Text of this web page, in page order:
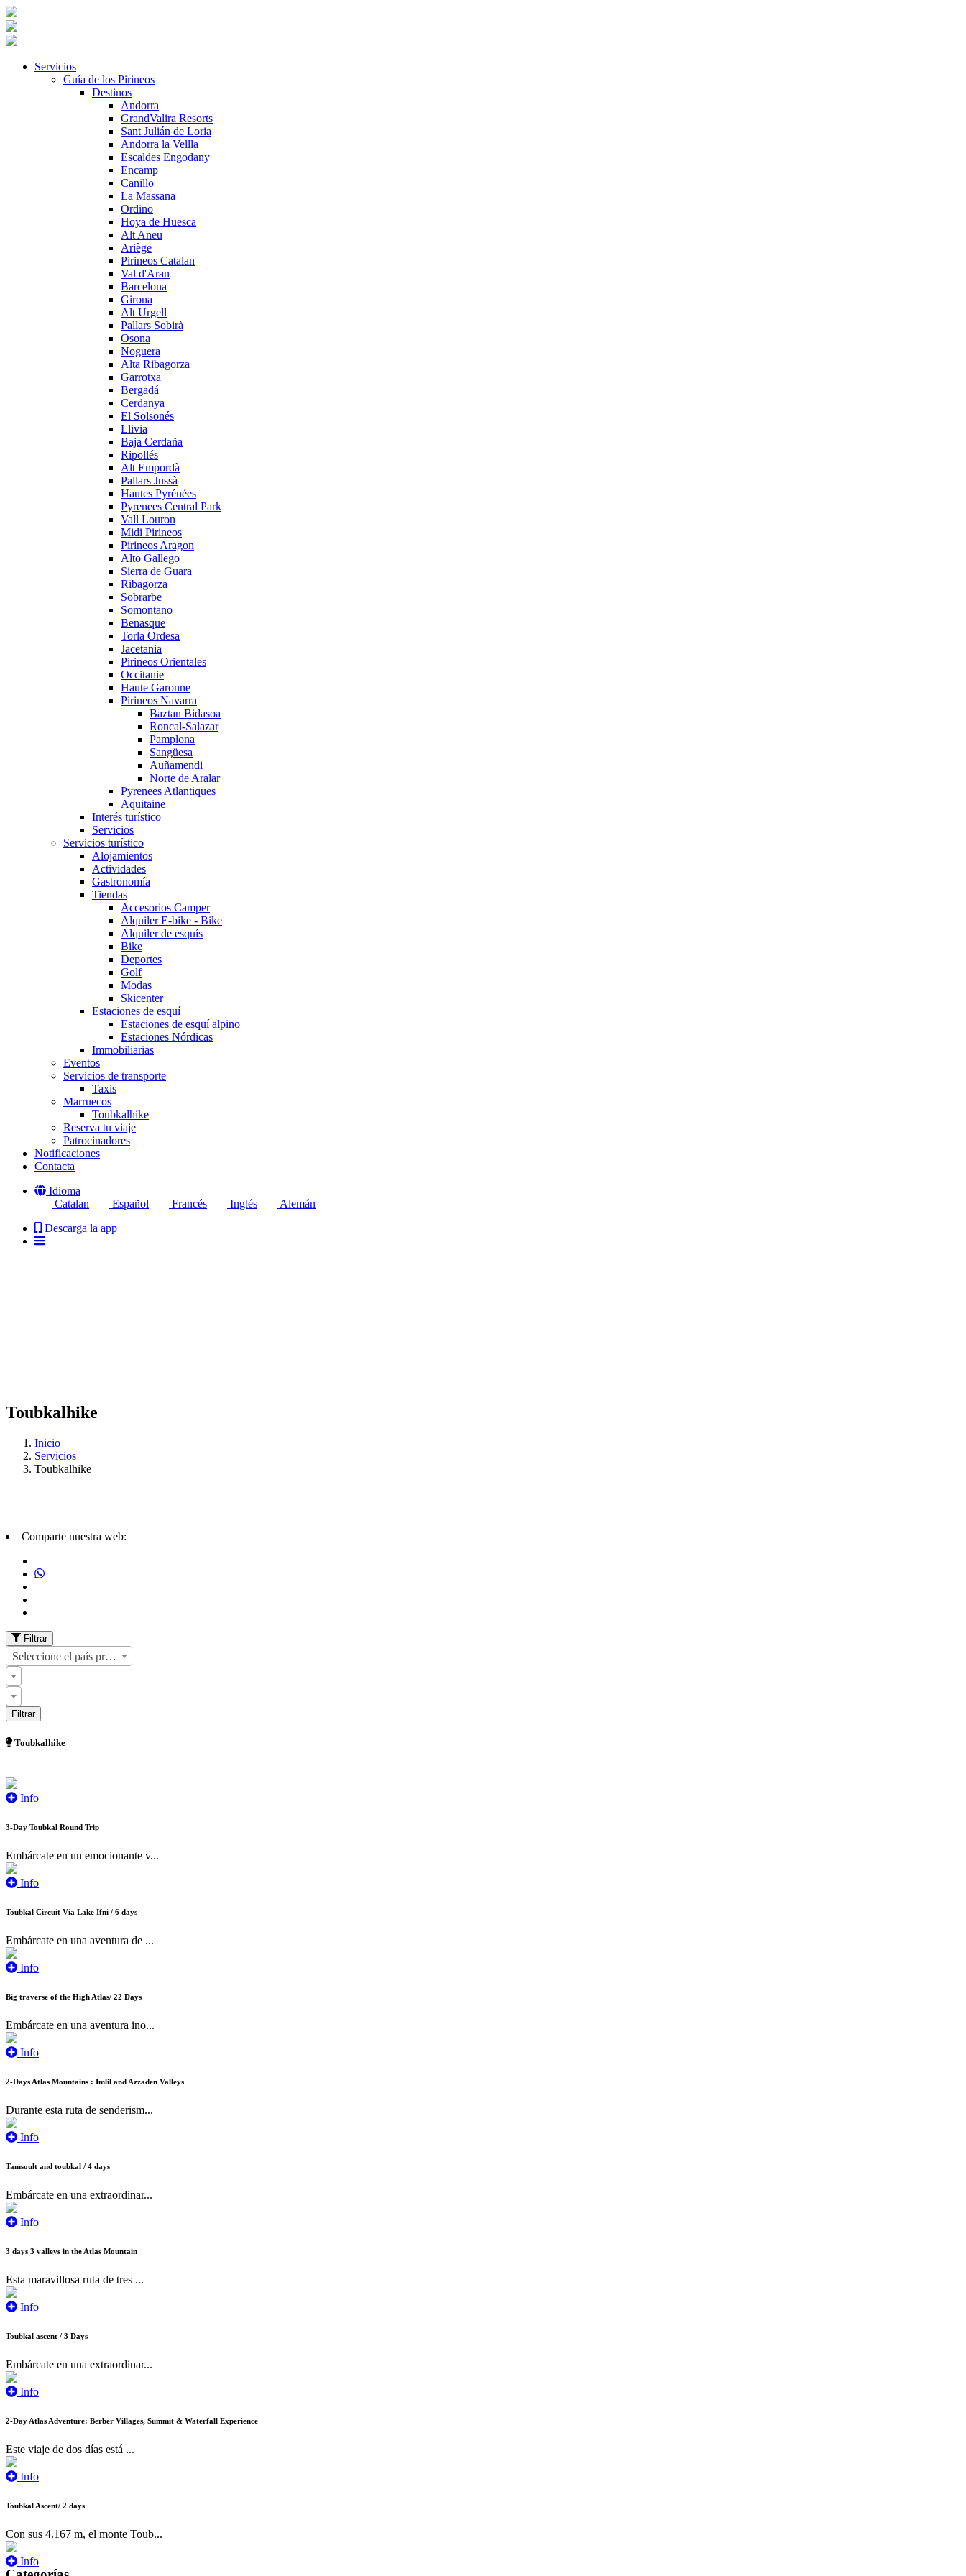
Servicios
Guía de los Pirineos
Destinos
Andorra
GrandValira Resorts
Sant Julián de Loria
Andorra la Vellla
Escaldes Engodany
Encamp
Canillo
La Massana
Ordino
Hoya de Huesca
Alt Aneu
Ariège
Pirineos Catalan
Val d'Aran
Barcelona
Girona
Alt Urgell
Pallars Sobirà
Osona
Noguera
Alta Ribagorza
Garrotxa
Bergadá
Cerdanya
El Solsonés
Llivia
Baja Cerdaña
Ripollés
Alt Empordà
Pallars Jussà
Hautes Pyrénées
Pyrenees Central Park
Vall Louron
Midi Pirineos
Pirineos Aragon
Alto Gallego
Sierra de Guara
Ribagorza
Sobrarbe
Somontano
Benasque
Torla Ordesa
Jacetania
Pirineos Orientales
Occitanie
Haute Garonne
Pirineos Navarra
Baztan Bidasoa
Roncal-Salazar
Pamplona
Sangüesa
Auñamendi
Norte de Aralar
Pyrenees Atlantiques
Aquitaine
Interés turístico
Servicios
Servicios turístico
Alojamientos
Actividades
Gastronomía
Tiendas
Accesorios Camper
Alquiler E-bike - Bike
Alquiler de esquís
Bike
Deportes
Golf
Modas
Skicenter
Estaciones de esquí
Estaciones de esquí alpino
Estaciones Nórdicas
Immobiliarias
Eventos
Servicios de transporte
Taxis
Marruecos
Toubkalhike
Reserva tu viaje
Patrocinadores
Notificaciones
Contacta
Idioma
Catalan
Español Francés Inglés
Alemán
Descarga la app
Toubkalhike
Inicio
Servicios
Toubkalhike
Comparte nuestra web:
Filtrar
Seleccione el país primero
Toubkalhike
Info
3-Day Toubkal Round Trip
Embárcate en un emocionante v...
Info
Toubkal Circuit Via Lake Ifni / 6 days
Embárcate en una aventura de ...
Info
Big traverse of the High Atlas/ 22 Days
Embárcate en una aventura ino...
Info
2-Days Atlas Mountains : Imlil and Azzaden Valleys
Durante esta ruta de senderism...
Info
Tamsoult and toubkal / 4 days
Embárcate en una extraordinar...
Info
3 days 3 valleys in the Atlas Mountain
Esta maravillosa ruta de tres ...
Info
Toubkal ascent / 3 Days
Embárcate en una extraordinar...
Info
2-Day Atlas Adventure: Berber Villages, Summit & Waterfall Experience
Este viaje de dos días está ...
Info
Toubkal Ascent/ 2 days
Con sus 4.167 m, el monte Toub...
Info